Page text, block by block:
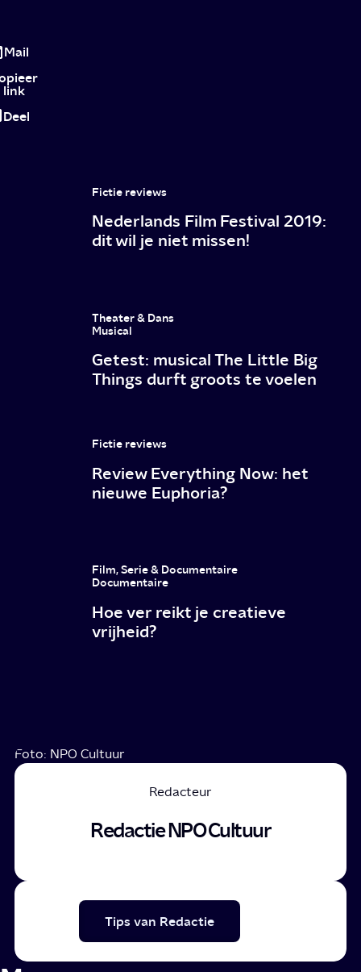
films
januari
2024
Mail
link
Deel
Fictie reviews
Nederlands Film Festival 2019:
dit wil je niet missen!
Theater & Dans
Musical
Getest: musical The Little Big
Things durft groots te voelen
Fictie reviews
Review Everything Now: het
nieuwe Euphoria?
Film, Serie & Documentaire
Documentaire
Hoe ver reikt je creatieve
vrijheid?
Foto: NPO Cultuur
Redacteur
Redactie NPO Cultuur
Tips van Redactie